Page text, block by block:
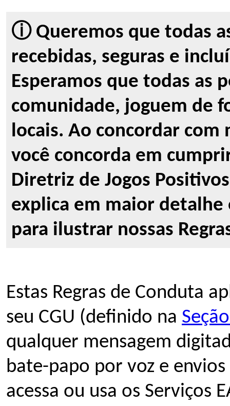
ⓘ Queremos que todas
recebidas, seguras e
Esperamos que todas as
comunidade, joguem de
locais. Ao concordar com
você concorda em
Diretriz de Jogos
explica em maior
para ilustrar nossas
Estas Regras de Conduta
seu CGU (definido na
qualquer mensagem
bate-papo por voz e
acessa ou usa os Serviços